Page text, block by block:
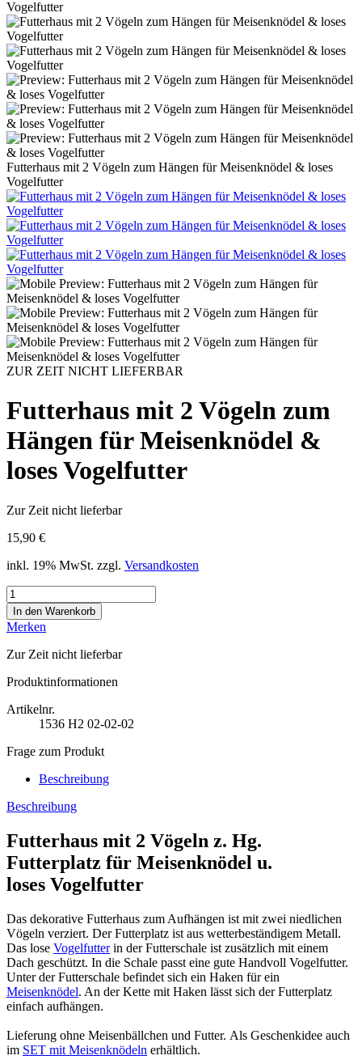
Futterhaus mit 2 Vögeln zum Hängen für Meisenknödel & loses
Vogelfutter
ZUR ZEIT NICHT LIEFERBAR
Futterhaus mit 2 Vögeln zum
Hängen für Meisenknödel &
loses Vogelfutter
Zur Zeit nicht lieferbar
15,90 €
inkl. 19% MwSt. zzgl. Versandkosten
Merken
Zur Zeit nicht lieferbar
Produktinformationen
Artikelnr.
1536 H2 02-02-02
Frage zum Produkt
Beschreibung
Beschreibung
Futterhaus mit 2 Vögeln z. Hg.
Futterplatz für Meisenknödel u.
loses Vogelfutter
Das dekorative Futterhaus zum Aufhängen ist mit zwei niedlichen
Vögeln verziert. Der Futterplatz ist aus wetterbeständigem Metall.
Das lose Vogelfutterin der Futterschale ist zusätzlich mit einem
Dach geschützt. In die Schale passt eine gute Handvoll Vogelfutter.
Unter der Futterschale befindet sich ein Haken für ein
Meisenknödel. An der Kette mit Haken lässt sich der Futterplatz
einfach aufhängen.
Lieferung ohne Meisenbällchen und Futter. Als Geschenkidee auch
im SET mit Meisenknödeln erhältlich.